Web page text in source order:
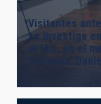
Visitantes
se investiga
el IAC, en el
Créditos: